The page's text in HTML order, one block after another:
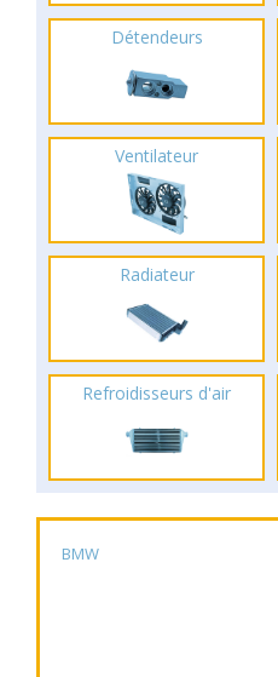
Détendeurs
Ventilateur
Radiateur
Refroidisseurs d'air
BMW